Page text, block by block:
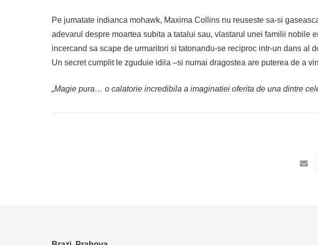
Pe jumatate indianca mohawk, Maxima Collins nu reuseste sa-si
adevarul despre moartea subita a tatalui sau, vlastarul unei familii nobile
incercand sa scape de urmaritori si tatonandu-se reciproc intr-un dans al
Un secret cumplit le zguduie idila ‒si numai dragostea are puterea de a
„Magie pura… o calatorie incredibila a imaginatiei oferita de una dintre